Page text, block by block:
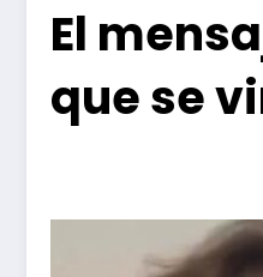
El
que se